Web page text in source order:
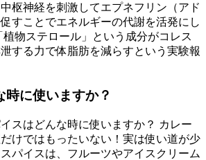
枢神経を刺激してエプネフリン（アド
すことでエネルギーの代謝を活発にし
植物ステロール」という成分がコレス
する力で体脂肪を減らすという実験報
時に使いますか？
スはどんな時に使いますか？ カレー
けではもったいない！実は使い道が少
パイスは、フルーツやアイスクリーム